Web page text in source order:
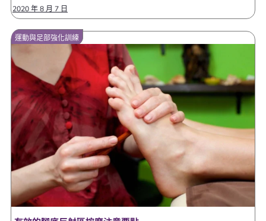
2020 年 8 月 7 日
運動與足部強化訓練